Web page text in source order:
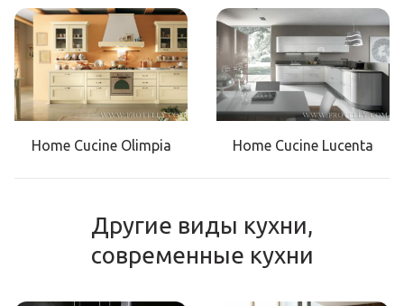
Home Cucine Olimpia Home Cucine Lucenta
Другие виды кухни,
современные кухни